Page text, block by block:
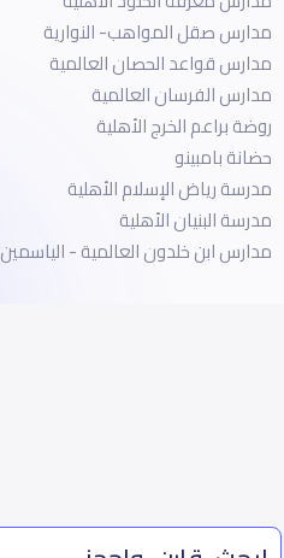
مدارس صقل المواهب- النوارية
مدارس قواعد الحصان العالمية
مدارس الفرسان العالمية
روضة براعم الخرج الأهلية
حضانة بامبينو
مدرسة رياض الإسلام الأهلية
مدرسة البنيان الأهلية
مدارس ابن خلدون العالمية - الياسمين